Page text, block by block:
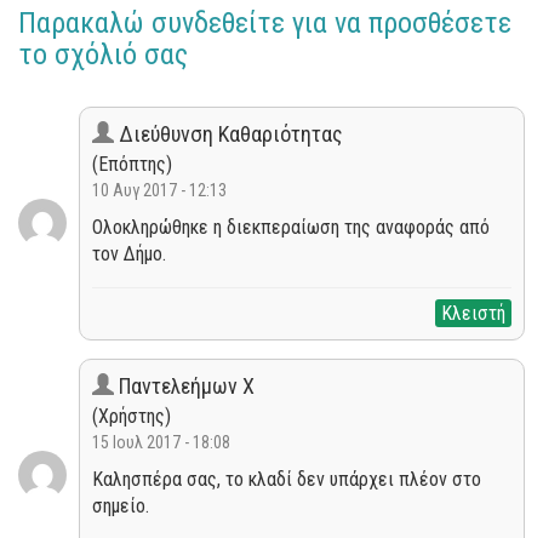
Παρακαλώ συνδεθείτε για να προσθέσετε
το σχόλιό σας
Διεύθυνση Καθαριότητας
(Επόπτης)
10 Αυγ 2017 - 12:13
Ολοκληρώθηκε η διεκπεραίωση της αναφοράς από
τον Δήμο.
Κλειστή
Παντελεήμων Χ
(Χρήστης)
15 Ιουλ 2017 - 18:08
Καλησπέρα σας, το κλαδί δεν υπάρχει πλέον στο
σημείο.